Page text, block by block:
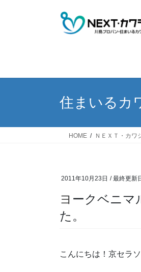
ス
ン
住まいるカ
HOME ＮＥＸＴ・カワ
2011年10月23日 / 最終更新
ヨークベニマル那珂湊店様にて出張展示説明会を開催致しまし
た。
こんにちは！京セラ